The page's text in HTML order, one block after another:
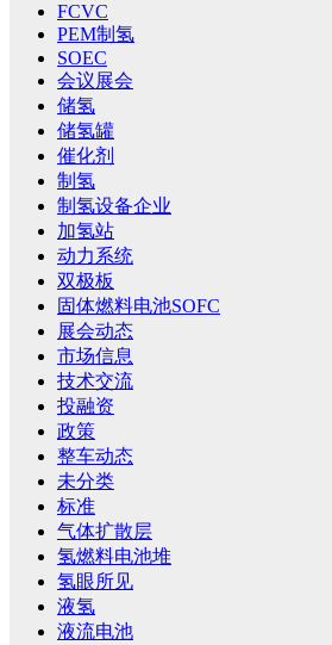
FCVC
PEM制氢
SOEC
会议展会
储氢
储氢罐
催化剂
制氢
制氢设备企业
加氢站
动力系统
双极板
固体燃料电池SOFC
展会动态
市场信息
技术交流
投融资
政策
整车动态
未分类
标准
气体扩散层
氢燃料电池堆
氢眼所见
液氢
液流电池